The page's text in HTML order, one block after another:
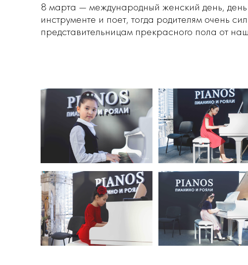
8 марта — международный женский день,
инструменте и поет, тогда родителям очень
представительницам прекрасного пола от